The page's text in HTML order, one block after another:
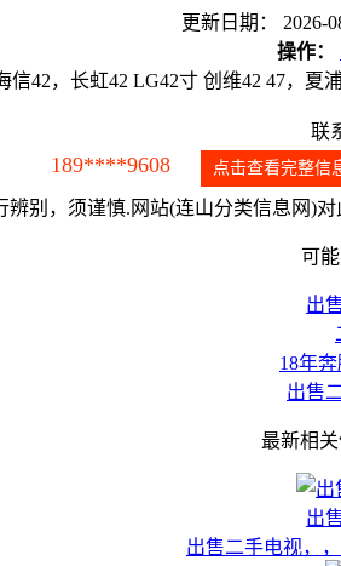
更新日期：
操作：
信42，长虹42 LG42寸 创维42 47，
联
189****9608 点击查看完整信
辨别，须谨慎.网站(连山分类信息网)
可
出
18年
出售
最新相
出
出售二手电视，